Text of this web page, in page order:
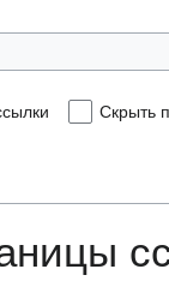
Скрыть